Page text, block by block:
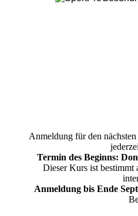
Anmeldung für den nächsten
Termin des Beginns:
Dieser Kurs ist bestimmt
Anmeldung bis Ende